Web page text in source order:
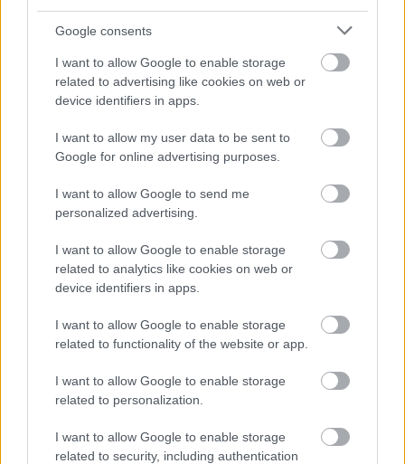
Google consents
I want to allow Google to enable storage
related to advertising like cookies on web or
device identifiers in apps.
I want to allow my user data to be sent to
Google for online advertising purposes.
I want to allow Google to send me
personalized advertising.
I want to allow Google to enable storage
related to analytics like cookies on web or
device identifiers in apps.
I want to allow Google to enable storage
related to functionality of the website or app.
I want to allow Google to enable storage
related to personalization.
I want to allow Google to enable storage
related to security, including authentication
Procountor Toiminnanohjaus
Tutustu ohjelmistoihin
Tutustu Procountor Soloon
Kokeile Sopimuskonetta
Kirjaudu ohjelmistoihin
Procountor
Procountor Solo
Sopimuskone